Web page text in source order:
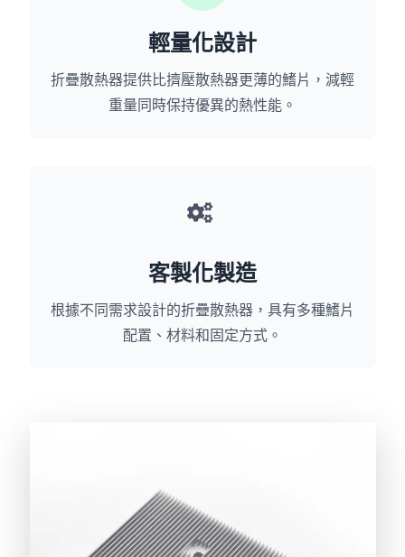
輕量化設計
折疊散熱器提供比擠壓散熱器更薄的鰭片，減輕
重量同時保持優異的熱性能。
客製化製造
根據不同需求設計的折疊散熱器，具有多種鰭片
配置、材料和固定方式。